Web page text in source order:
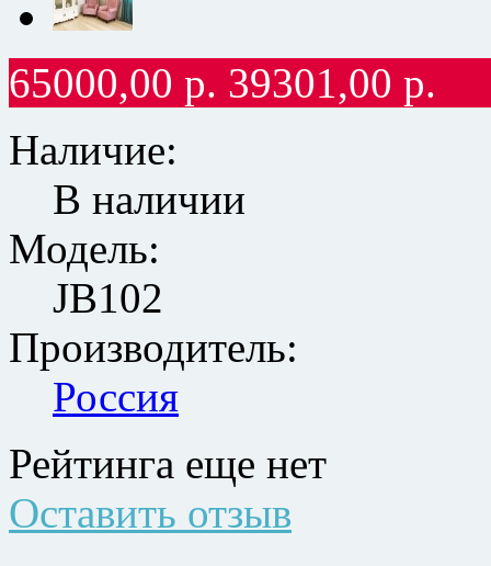
65000,00 р. 39301,00 р.
Наличие:
В наличии
Модель:
JB102
Производитель:
Россия
Рейтинга еще нет
Оставить отзыв